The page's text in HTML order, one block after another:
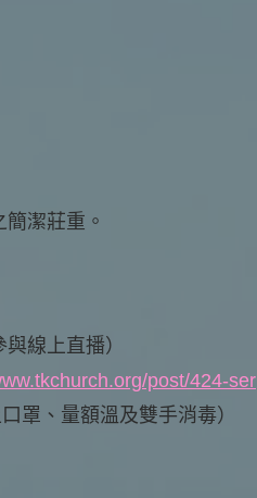
潔莊重。
線上直播）
post/424-ser
罩、量額溫及雙手消毒）